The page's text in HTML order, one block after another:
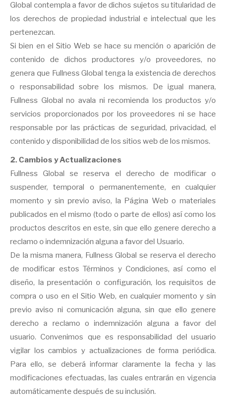
Global contempla a favor de dichos sujetos su titularidad de
los derechos de propiedad industrial e intelectual que les
pertenezcan.
Si bien en el Sitio Web se hace su mención o aparición de
contenido de dichos productores y/o proveedores, no
genera que Fullness Global tenga la existencia de derechos
o responsabilidad sobre los mismos. De igual manera,
Fullness Global no avala ni recomienda los productos y/o
servicios proporcionados por los proveedores ni se hace
responsable por las prácticas de seguridad, privacidad, el
contenido y disponibilidad de los sitios web de los mismos.
2. Cambios y Actualizaciones
Fullness Global se reserva el derecho de modificar o
suspender, temporal o permanentemente, en cualquier
momento y sin previo aviso, la Página Web o materiales
publicados en el mismo (todo o parte de ellos) así como los
productos descritos en este, sin que ello genere derecho a
reclamo o indemnización alguna a favor del Usuario.
De la misma manera, Fullness Global se reserva el derecho
de modificar estos Términos y Condiciones, así como el
diseño, la presentación o configuración, los requisitos de
compra o uso en el Sitio Web, en cualquier momento y sin
previo aviso ni comunicación alguna, sin que ello genere
derecho a reclamo o indemnización alguna a favor del
usuario. Convenimos que es responsabilidad del usuario
vigilar los cambios y actualizaciones de forma periódica.
Para ello, se deberá informar claramente la fecha y las
modificaciones efectuadas, las cuales entrarán en vigencia
automáticamente después de su inclusión.